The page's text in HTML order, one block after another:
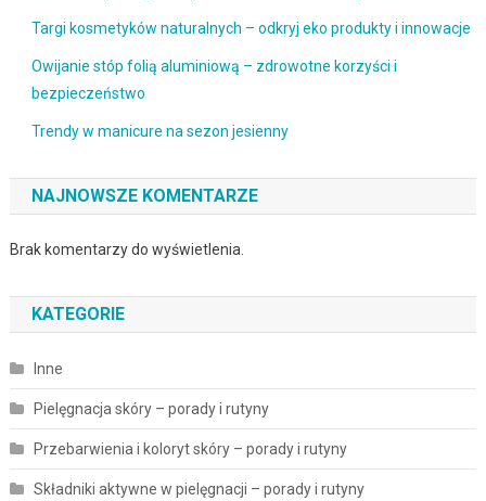
Targi kosmetyków naturalnych – odkryj eko produkty i innowacje
Owijanie stóp folią aluminiową – zdrowotne korzyści i
bezpieczeństwo
Trendy w manicure na sezon jesienny
NAJNOWSZE KOMENTARZE
Brak komentarzy do wyświetlenia.
KATEGORIE
Inne
Pielęgnacja skóry – porady i rutyny
Przebarwienia i koloryt skóry – porady i rutyny
Składniki aktywne w pielęgnacji – porady i rutyny